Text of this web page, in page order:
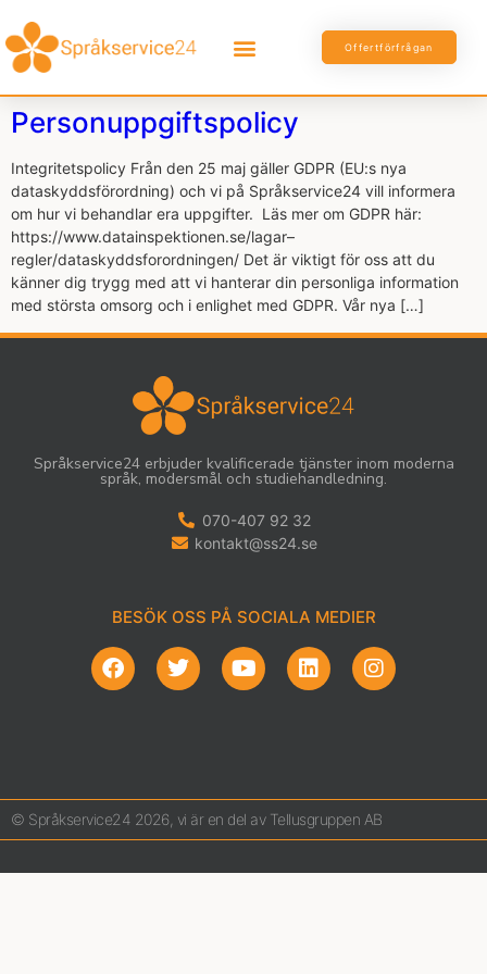
Offertförfrågan
Personuppgiftspolicy
Integritetspolicy Från den 25 maj gäller GDPR (EU:s nya
dataskyddsförordning) och vi på Språkservice24 vill informera
om hur vi behandlar era uppgifter. Läs mer om GDPR här:
https://www.datainspektionen.se/lagar–
regler/dataskyddsforordningen/ Det är viktigt för oss att du
känner dig trygg med att vi hanterar din personliga information
med största omsorg och i enlighet med GDPR. Vår nya […]
Språkservice24 erbjuder kvalificerade tjänster inom moderna
språk, modersmål och studiehandledning.
070-407 92 32
kontakt@ss24.se
BESÖK OSS PÅ SOCIALA MEDIER
© Språkservice24 2026, vi är en del av Tellusgruppen AB